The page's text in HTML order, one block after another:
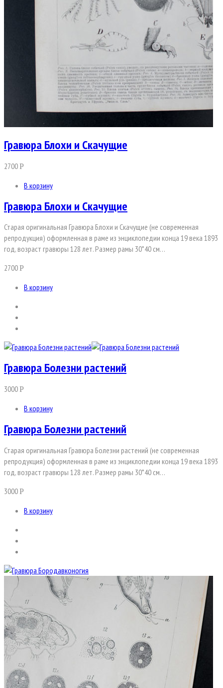
Гравюра Блохи и Скачущие
2700Р
В корзину
Гравюра Блохи и Скачущие
Старая оригинальная Гравюра Блохи и Скачущие (не современная
репродукция) оформленная в раме из энциклопедии конца 19 века 1893
год, возраст гравюры 128 лет. Размер рамы 30*40 см…
2700Р
В корзину
Гравюра Болезни растений
3000Р
В корзину
Гравюра Болезни растений
Старая оригинальная Гравюра Болезни растений (не современная
репродукция) оформленная в раме из энциклопедии конца 19 века 1893
год, возраст гравюры 128 лет. Размер рамы 30*40 см…
3000Р
В корзину